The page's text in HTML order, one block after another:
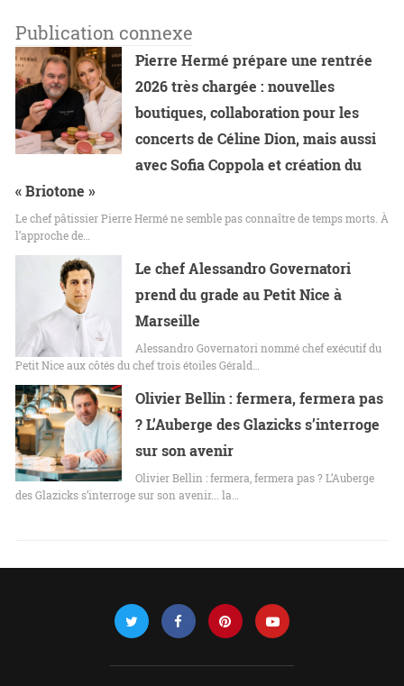
Publication connexe
Pierre Hermé prépare une rentrée
2026 très chargée : nouvelles
boutiques, collaboration pour les
concerts de Céline Dion, mais aussi
avec Sofia Coppola et création du
« Briotone »
Le chef pâtissier Pierre Hermé ne semble pas connaître de temps morts. À
l’approche de…
Le chef Alessandro Governatori
prend du grade au Petit Nice à
Marseille
Alessandro Governatori nommé chef exécutif du
Petit Nice aux côtés du chef trois étoiles Gérald…
Olivier Bellin : fermera, fermera pas
? L’Auberge des Glazicks s’interroge
sur son avenir
Olivier Bellin : fermera, fermera pas ? L’Auberge
des Glazicks s’interroge sur son avenir... la…